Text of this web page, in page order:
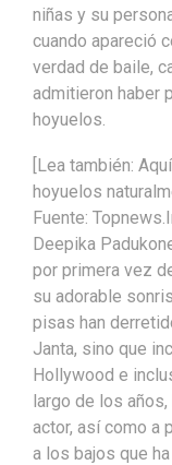
niñas y su
cuando apareció
verdad de baile,
admitieron haber
hoyuelos.
[Lea también:
hoyuelos
Fuente:
Deepika
por primera vez
su adorable
pisas han
Janta, sino que
Hollywood e
largo de los
actor, así como a
a los bajos que